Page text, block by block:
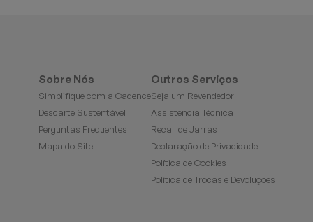
Sobre Nós
Simplifique com a Cadence
Descarte Sustentável
Perguntas Frequentes
Mapa do Site
Outros Serviços
Seja um Revendedor
Assistencia Técnica
Recall de Jarras
Declaração de Privacidade
Política de Cookies
Política de Trocas e Devoluções